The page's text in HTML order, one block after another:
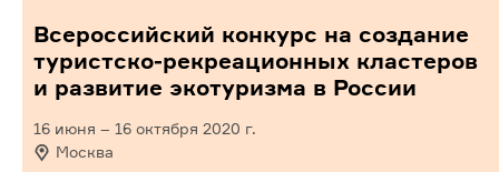
Всероссийский конкурс на создание
туристско-рекреационных кластеров
и развитие экотуризма в России
16 июня – 16 октября 2020 г.
Москва